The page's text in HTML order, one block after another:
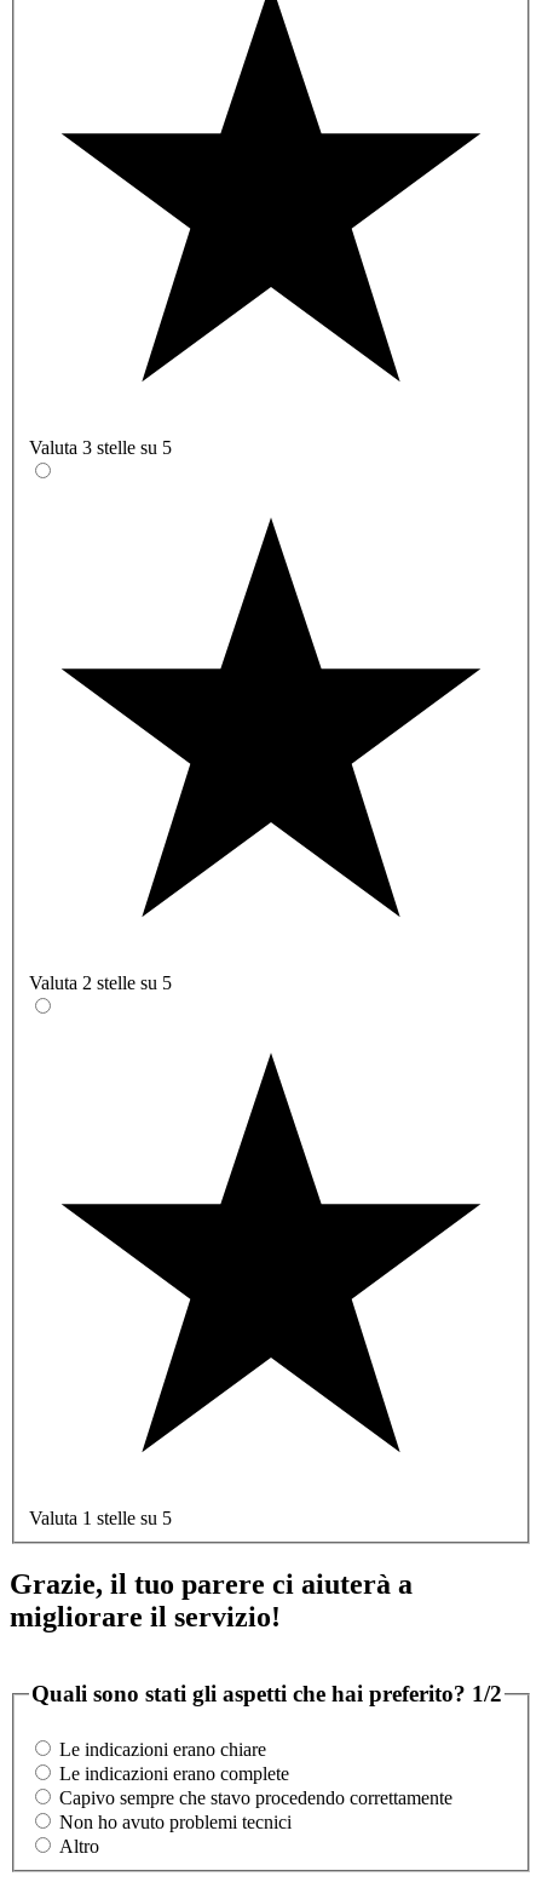
Valuta 3 stelle su 5
Valuta 2 stelle su 5
Valuta 1 stelle su 5
Grazie, il tuo parere ci aiuterà a
migliorare il servizio!
Quali sono stati gli aspetti che hai preferito? 1/2
Le indicazioni erano chiare
Le indicazioni erano complete
Capivo sempre che stavo procedendo correttamente
Non ho avuto problemi tecnici
Altro